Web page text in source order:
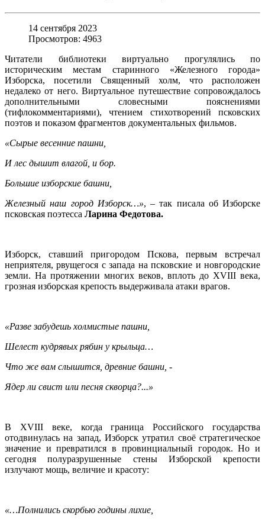
14 сентября 2023
Просмотров: 4963
Читатели библиотеки виртуально прогулялись по
историческим местам старинного «Железного города»
Изборска, посетили Священный холм, что расположен
недалеко от него. Виртуальное путешествие сопровождалось
дополнительными словесными пояснениями
(тифлокомментариями), чтением стихотворений псковских
поэтов и показом фрагментов документальных фильмов.
«Сырые весенние пашни,
И лес дышит влагой, и бор.
Большие изборские башни,
Железный наш город Изборск…», – так писала об Изборске
псковская поэтесса Ларина Федотова.
Изборск, ставший пригородом Пскова, первым встречал
неприятеля, рвущегося с запада на псковские и новгородские
земли. На протяжении многих веков, вплоть до XVIII века,
грозная изборская крепость выдерживала атаки врагов.
«Разве забудешь холмистые пашни,
Шелест кудрявых рябин у крыльца…
Что же вам слышится, древние башни, -
Ядер ли свист или песня скворца?...»
В XVIII веке, когда граница Российского государства
отодвинулась на запад, Изборск утратил своё стратегическое
значение и превратился в провинциальный городок. Но и
сегодня полуразрушенные стены Изборской крепости
излучают мощь, величие и красоту:
«…Полнились скорбью годины лихие,